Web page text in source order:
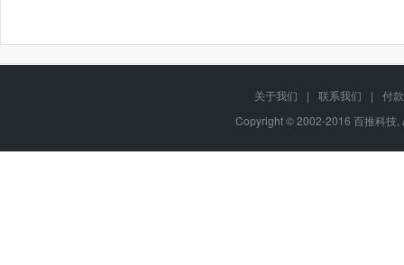
关于我们 | 联系我们 |
付
Copyright © 2002-2016 百推科